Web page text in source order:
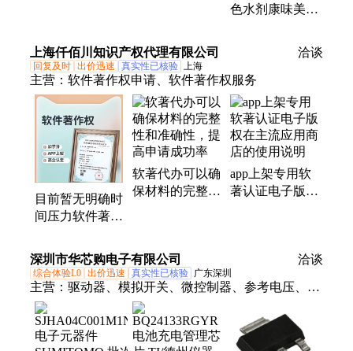
色水剂康味美肉
护色水分保持剂
厂家直销价格便
宜一包500g一箱
40包酱肉水分保
持剂各类肉制品
上海仟佰川知识产权代理有限公司 洽谈
回复及时 出价迅速 真实性已核验 上海
主营： 软件著作权申请、软件著作权服务
目前暂无明确时
间压力软件著作
件
软著代办可以确
保材料的完整性
app上架专用软
著认证电子版权
深圳市华芯购电子有限公司 洽谈
综合体验L0 出价迅速 真实性已核验 广东深圳
主营： 驱动器、模拟开关、微控制器、参考电压、电
池管理、视频开关ic、仪表放大器、音频放大器、开
关稳压器、数字隔离器、精密放大器、运算放大器、
点火控制器、开关控制器、可编程门阵列、接口集成